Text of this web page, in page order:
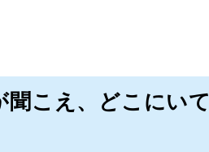
こえ、どこにいて